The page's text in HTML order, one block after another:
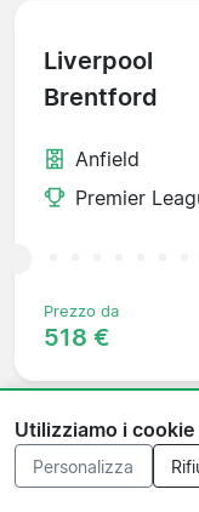
Liverpool
Brentford
Anfield
Premier
Prezzo da
518 €
Brighton
Utilizziamo i cookie
Personalizza